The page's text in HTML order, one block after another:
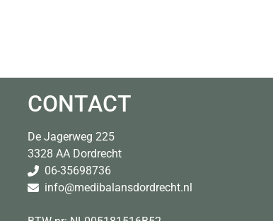
CONTACT
De Jagerweg 225
3328 AA Dordrecht
06-35698736
info@medibalansdordrecht.nl